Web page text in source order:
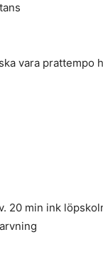
vara prattempo
20 min ink